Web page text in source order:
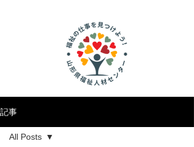
記事
All Posts